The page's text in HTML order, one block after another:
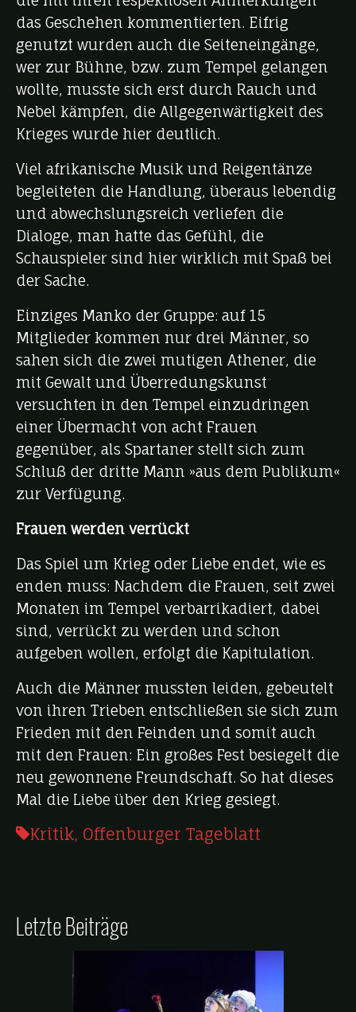
das Geschehen kommentierten. Eifrig
genutzt wurden auch die Seiteneingänge,
wer zur Bühne, bzw. zum Tempel gelangen
wollte, musste sich erst durch Rauch und
Nebel kämpfen, die Allgegenwärtigkeit des
Krieges wurde hier deutlich.
Viel afrikanische Musik und Reigentänze
begleiteten die Handlung, überaus lebendig
und abwechslungsreich verliefen die
Dialoge, man hatte das Gefühl, die
Schauspieler sind hier wirklich mit Spaß bei
der Sache.
Einziges Manko der Gruppe: auf 15
Mitglieder kommen nur drei Männer, so
sahen sich die zwei mutigen Athener, die
mit Gewalt und Überredungskunst
versuchten in den Tempel einzudringen
einer Übermacht von acht Frauen
gegenüber, als Spartaner stellt sich zum
Schluß der dritte Mann »aus dem Publikum«
zur Verfügung.
Frauen werden verrückt
Das Spiel um Krieg oder Liebe endet, wie es
enden muss: Nachdem die Frauen, seit zwei
Monaten im Tempel verbarrikadiert, dabei
sind, verrückt zu werden und schon
aufgeben wollen, erfolgt die Kapitulation.
Auch die Männer mussten leiden, gebeutelt
von ihren Trieben entschließen sie sich zum
Frieden mit den Feinden und somit auch
mit den Frauen: Ein großes Fest besiegelt die
neu gewonnene Freundschaft. So hat dieses
Mal die Liebe über den Krieg gesiegt.
Kritik, Offenburger Tageblatt
Letzte Beiträge